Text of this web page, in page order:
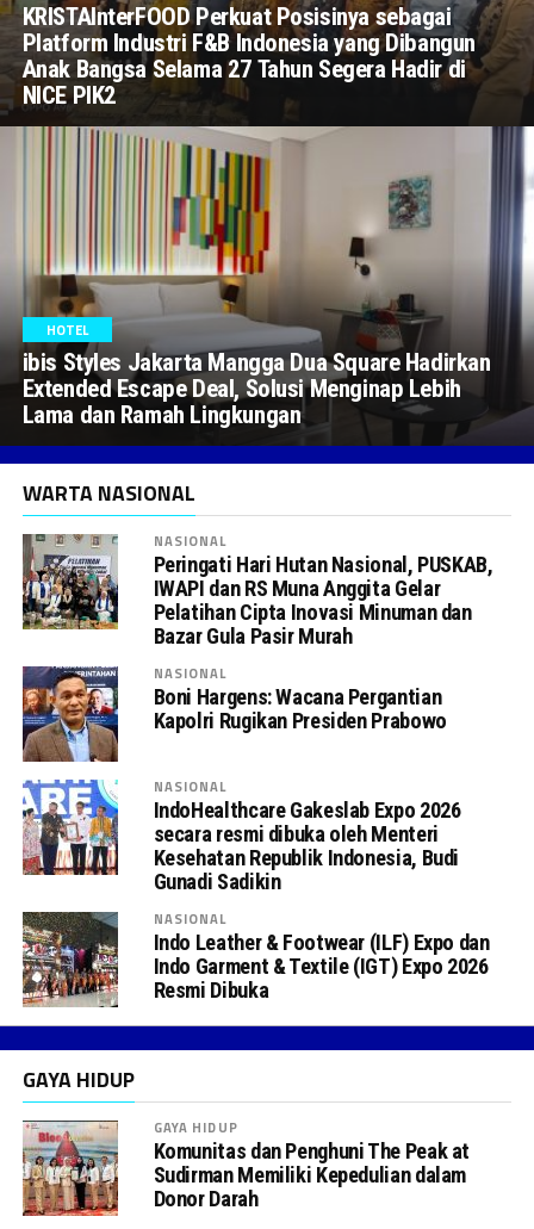
KRISTAInterFOOD Perkuat Posisinya sebagai
Platform Industri F&B Indonesia yang Dibangun
Anak Bangsa Selama 27 Tahun Segera Hadir di
NICE PIK2
HOTEL
ibis Styles Jakarta Mangga Dua Square Hadirkan
Extended Escape Deal, Solusi Menginap Lebih
Lama dan Ramah Lingkungan
WARTA NASIONAL
NASIONAL
Peringati Hari Hutan Nasional, PUSKAB,
IWAPI dan RS Muna Anggita Gelar
Pelatihan Cipta Inovasi Minuman dan
Bazar Gula Pasir Murah
NASIONAL
Boni Hargens: Wacana Pergantian
Kapolri Rugikan Presiden Prabowo
NASIONAL
IndoHealthcare Gakeslab Expo 2026
secara resmi dibuka oleh Menteri
Kesehatan Republik Indonesia, Budi
Gunadi Sadikin
NASIONAL
Indo Leather & Footwear (ILF) Expo dan
Indo Garment & Textile (IGT) Expo 2026
Resmi Dibuka
GAYA HIDUP
GAYA HIDUP
Komunitas dan Penghuni The Peak at
Sudirman Memiliki Kepedulian dalam
Donor Darah